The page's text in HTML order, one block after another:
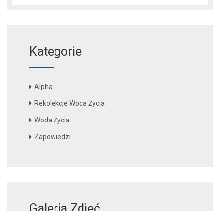
Kategorie
Alpha
Rekolekcje Woda Życia
Woda Życia
Zapowiedzi